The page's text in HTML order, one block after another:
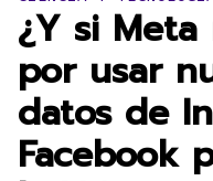
¿Y si Meta
por usar
datos de
Facebook